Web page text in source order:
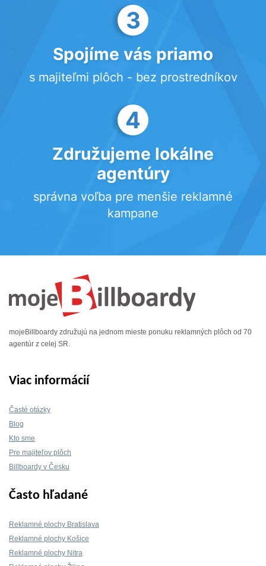
3
Spojíme vás priamo
s majiteľmi plôch - bez prostredníkov
4
Združujeme lokálne
agentúry
správna voľba pre menšie reklamné
kampane
mojeBillboardy združujú na jednom mieste ponuku reklamných plôch od 70
agentúr z celej SR.
Viac informácií
Časté otázky
Blog
Kto sme
Pre majiteľov plôch
Billboardy v Česku
Často hľadané
Reklamné plochy Bratislava
Reklamné plochy Košice
Reklamné plochy Nitra